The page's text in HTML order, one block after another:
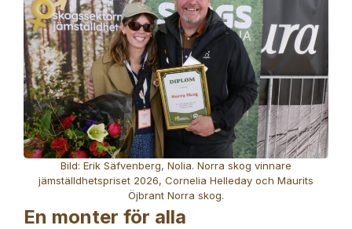
Bild: Erik Säfvenberg, Nolia. Norra skog vinnare
jämställdhetspriset 2026, Cornelia Helleday och Maurits
Öjbrant Norra skog.
En monter för alla